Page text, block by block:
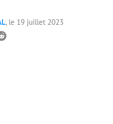
, le 19 juillet 2023
Reddit